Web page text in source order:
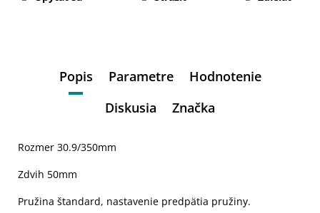
Popis Parametre
Hodnotenie
Diskusia
Značka
Rozmer 30.9/350mm
Zdvih 50mm
Pružina štandard, nastavenie predpätia pružiny.